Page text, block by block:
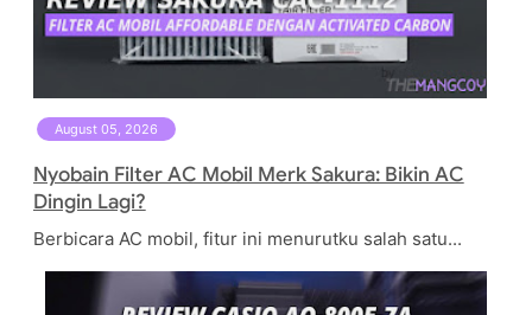
August 05, 2026
Nyobain Filter AC Mobil Merk Sakura: Bikin AC
Dingin Lagi?
Berbicara AC mobil, fitur ini menurutku salah satu...